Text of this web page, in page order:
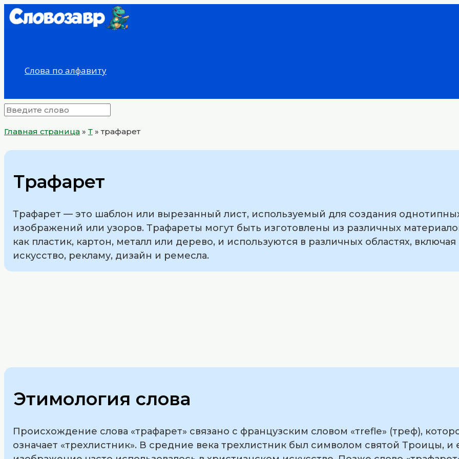
Перейти
Слова по алфавиту
Главная страница » Т »трафарет
Трафарет
Трафарет — это шаблон или вырезанный лист, используемый для создания
изображений или узоров. Трафареты могут быть изготовлены из различных
как пластик, картон, металл или дерево, и используются в различных областях, включая
искусство, рекламу, дизайн и ремесла.
Этимология слова
Происхождение слова «трафарет» связано с французским словом «тrefle» (треф),
означает «трехлистник». В средние века трехлистник был символом святой Троицы, и